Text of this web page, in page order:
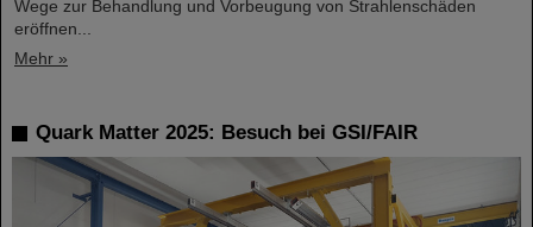
Wege zur Behandlung und Vorbeugung von Strahlenschäden
eröffnen...
Mehr »
Quark Matter 2025: Besuch bei GSI/FAIR